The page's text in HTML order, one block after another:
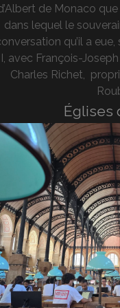
de Monaco
dans lequel le
qu’il a
avec François-
Charles Richet,
Églises